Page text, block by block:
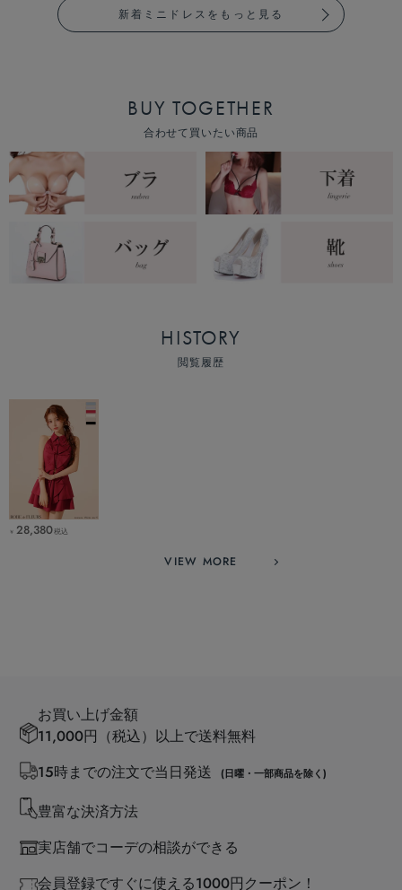
新着ミニドレスをもっと見る
BUY TOGETHER
合わせて買いたい商品
HISTORY
閲覧履歴
￥ 28,380税込
VIEW MORE
お買い上げ金額
11,000円（税込）以上で送料無料
15時までの注文で当日発送
(日曜・一部商品を除く)
豊富な決済方法
実店舗でコーデの相談ができる
会員登録ですぐに使える1000円クーポン！